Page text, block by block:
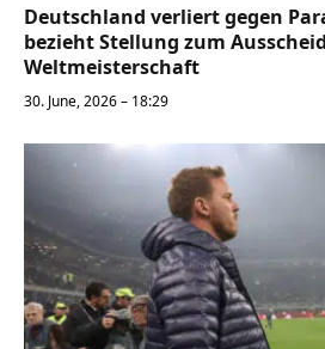
Deutschland verliert gegen
bezieht Stellung zum
Weltmeisterschaft
30. June, 2026 – 18:29